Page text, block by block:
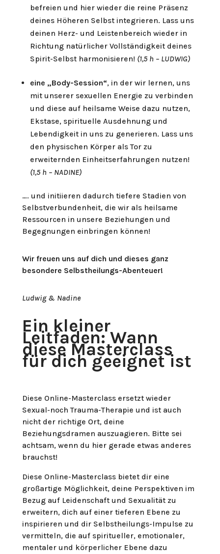
befreien und hier wieder die reine Präsenz
deines Höheren Selbst integrieren. Lass uns
deinen Herz- und Leistenbereich wieder in
Richtung natürlicher Vollständigkeit deines
Spirit-Selbst harmonisieren! (1,5 h – LUDWIG)
eine „Body-Session“, in der wir lernen, uns
mit unserer sexuellen Energie zu verbinden
und diese auf heilsame Weise dazu nutzen,
Ekstase, spirituelle Ausdehnung und
Lebendigkeit in uns zu generieren. Lass uns
den physischen Körper als Tor zu
erweiternden Einheitserfahrungen nutzen!
(1,5 h – NADINE)
…. und initiieren dadurch tiefere Stadien von
Selbstverbundenheit, die wir als heilsame
Ressourcen in unsere Beziehungen und
Begegnungen einbringen können!
Wir freuen uns auf dich und dieses ganz
besondere Selbstheilungs-Abenteuer!
Ludwig & Nadine
Ein kleiner
Leitfaden: Wann
diese Masterclass
für dich geeignet ist
Diese Online-Masterclass ersetzt wieder
Sexual-noch Trauma-Therapie und ist auch
nicht der richtige Ort, deine
Beziehungsdramen auszuagieren. Bitte sei
achtsam, wenn du hier gerade etwas anderes
brauchst!
Diese Online-Masterclass bietet dir eine
großartige Möglichkeit, deine Perspektiven im
Bezug auf Leidenschaft und Sexualität zu
erweitern, dich auf einer tieferen Ebene zu
inspirieren und dir Selbstheilungs-Impulse zu
vermitteln, die auf spiritueller, emotionaler,
mentaler und körperlicher Ebene dazu